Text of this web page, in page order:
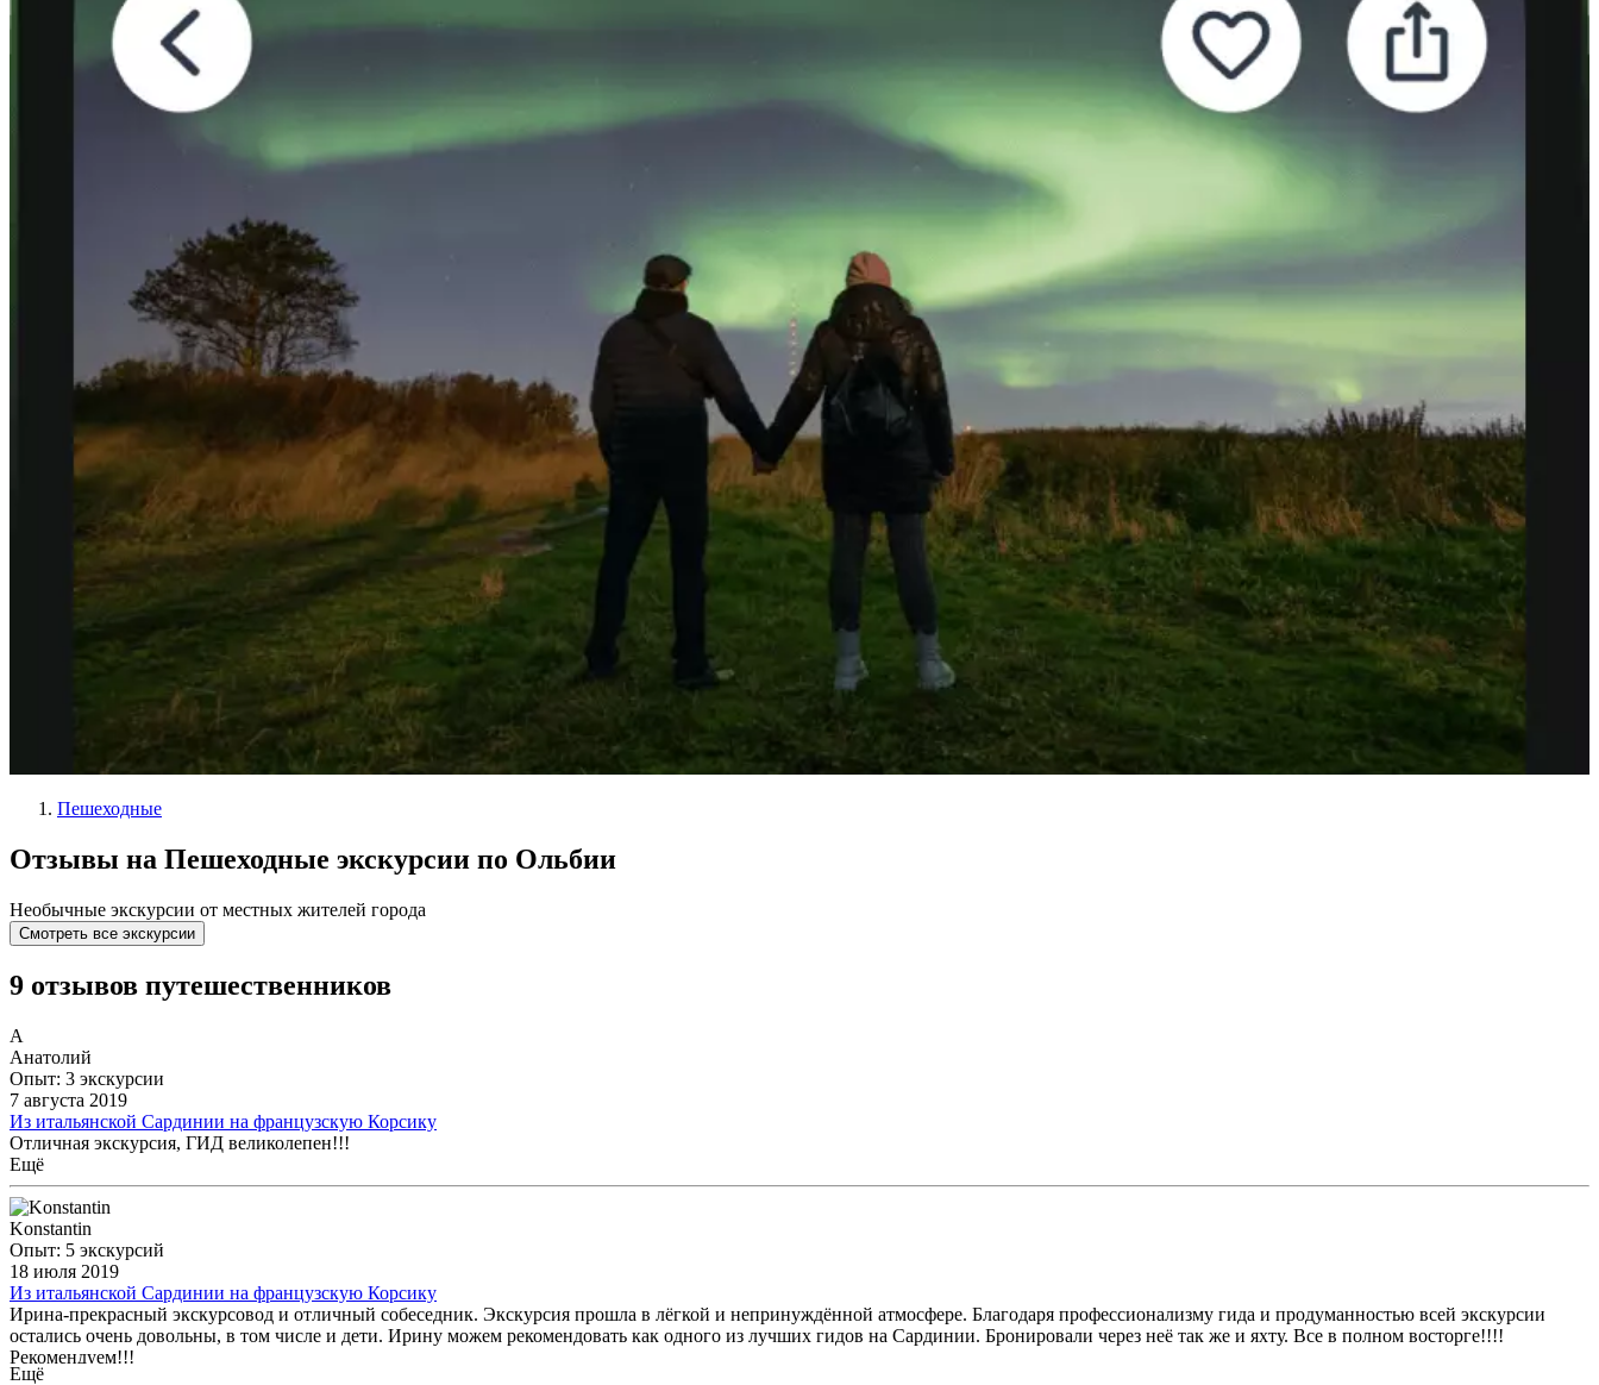
Пешеходные
Отзывы на Пешеходные экскурсии по Ольбии
Необычные экскурсии от местных жителей города
Смотреть все экскурсии
9 отзывов путешественников
А
Анатолий
Опыт: 3 экскурсии
7 августа 2019
Из итальянской Сардинии на французскую Корсику
Отличная экскурсия, ГИД великолепен!!!
Ещё
Konstantin
Опыт: 5 экскурсий
18 июля 2019
Из итальянской Сардинии на французскую Корсику
Ирина-прекрасный экскурсовод и отличный собеседник. Экскурсия прошла в лёгкой и непринуждённой атмосфере. Благодаря профессионализму гида и продуманностью всей экскурсии
остались очень довольны, в том числе и дети. Ирину можем рекомендовать как одного из лучших гидов на Сардинии. Бронировали через неё так же и яхту. Все в полном восторге!!!!
Рекомендуем!!!
Ещё